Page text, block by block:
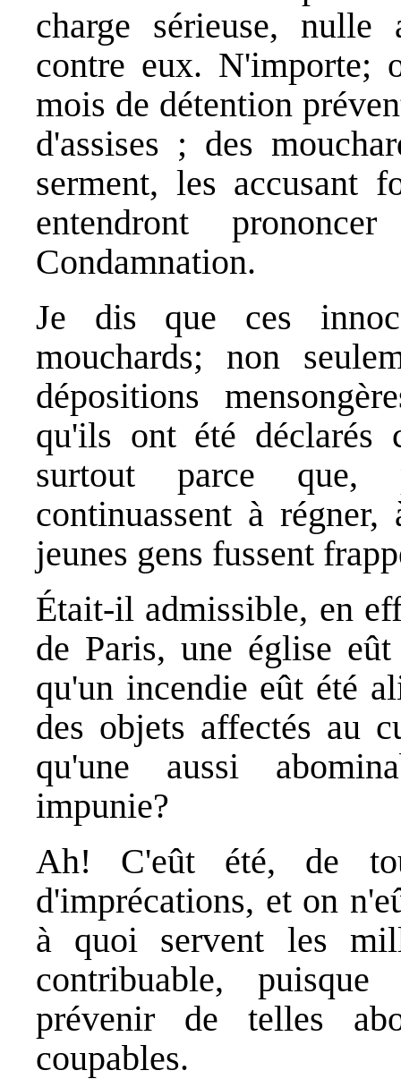
charge sérieuse, nulle
contre eux. N'importe;
mois de détention
d'assises ; des
serment, les accusant
entendront
Condamnation.
Je dis que ces
mouchards; non
dépositions
qu'ils ont été déclarés
surtout parce que,
continuassent à
jeunes gens fussent
Était-il admissible, en
de Paris, une église
qu'un incendie eût été
des objets affectés au
qu'une aussi
impunie?
Ah! C'eût été, de
d'imprécations, et on
à quoi servent les
contribuable,
prévenir de telles
coupables.